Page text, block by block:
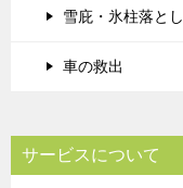
雪庇・氷柱落とし
車の救出
サービスについて